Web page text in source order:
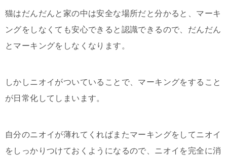
猫はだんだんと家の中は安全な場所だと分かると、マーキ
ングをしなくても安心できると認識できるので、だんだん
とマーキングをしなくなります。
しかしニオイがついていることで、マーキングをすること
が日常化してしまいます。
自分のニオイが薄れてくればまたマーキングをしてニオイ
をしっかりつけておくようになるので、ニオイを完全に消